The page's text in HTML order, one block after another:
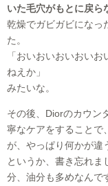
いた毛穴がもとに戻ら
乾燥でガビガビになっ
た。
「おいおいおいおいお
ねえか」
みたいな。
その後、Diorのカウン
寧なケアをすることで
が、やっぱり何かが違
というか、書き忘れま
分、油分も多めなんで